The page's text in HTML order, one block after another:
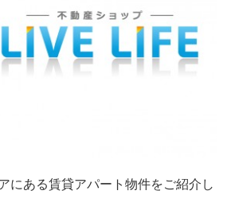
にある賃貸アパート物件をご紹介し